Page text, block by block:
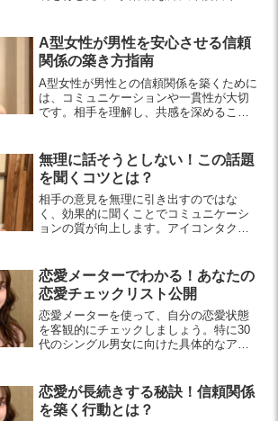
A型女性が男性を安心させる信頼
関係の築き方指南
A型女性が男性との信頼関係を築くために
は、コミュニケーションや一貫性が大切
です。相手を理解し、共感を深めること
無理に話そうとしない！この話題
を聞くコツとは？
相手の意見を無理に引き出すのではな
く、効果的に聞くことでコミュニケーシ
ョンの質が向上します。アイコンタクト
恋愛メーターでわかる！あなたの
恋愛チェックリスト公開
恋愛メーターを使って、自分の恋愛状態
を客観的にチェックしましょう。特に30
代のシングル男女に向けた具体的なアド
恋愛が長続きする秘訣！信頼関係
を築く行動とは？